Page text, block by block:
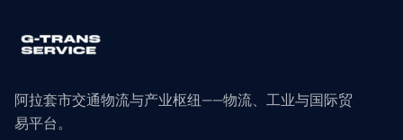
阿拉套市交通物流与产业枢纽——物流、工业与国际贸
易平台。